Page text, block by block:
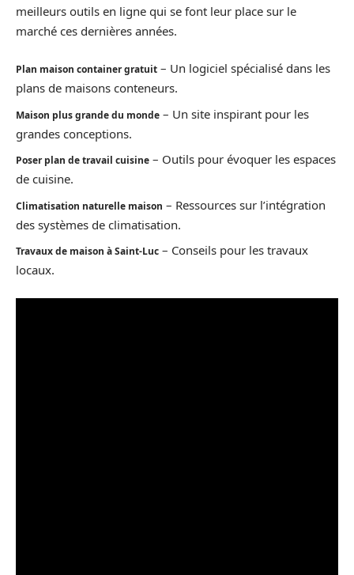
meilleurs outils en ligne qui se font leur place sur le
marché ces dernières années.
Plan maison container gratuit – Un logiciel spécialisé dans les
plans de maisons conteneurs.
Maison plus grande du monde – Un site inspirant pour les
grandes conceptions.
Poser plan de travail cuisine – Outils pour évoquer les espaces
de cuisine.
Climatisation naturelle maison – Ressources sur l’intégration
des systèmes de climatisation.
Travaux de maison à Saint-Luc – Conseils pour les travaux
locaux.